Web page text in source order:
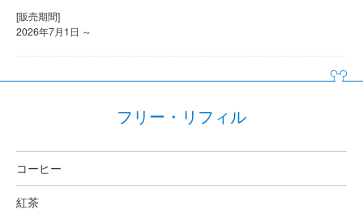
[販売期間]
2026年7月1日 ～
フリー・リフィル
コーヒー
紅茶